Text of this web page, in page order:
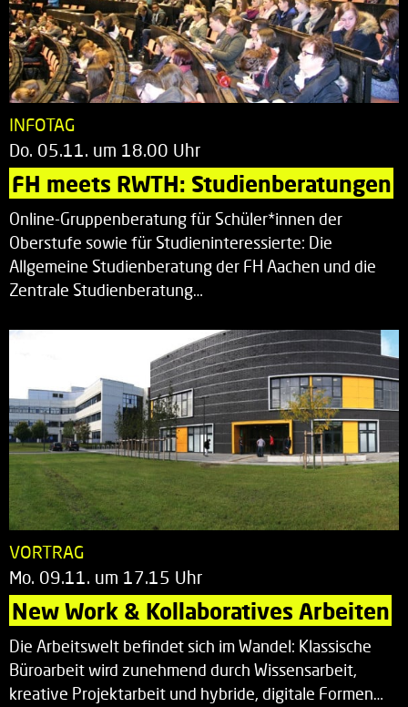
INFOTAG
Do. 05.11. um 18.00 Uhr
FH meets RWTH: Studienberatungen
Online-Gruppenberatung für Schüler*innen der
Oberstufe sowie für Studieninteressierte: Die
Allgemeine Studienberatung der FH Aachen und die
Zentrale Studienberatung…
VORTRAG
Mo. 09.11. um 17.15 Uhr
New Work & Kollaboratives Arbeiten
Die Arbeitswelt befindet sich im Wandel: Klassische
Büroarbeit wird zunehmend durch Wissensarbeit,
kreative Projektarbeit und hybride, digitale Formen…